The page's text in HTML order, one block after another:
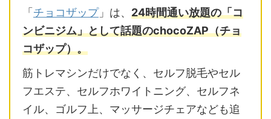
「 チョコザップ」は、 24時間通い放題の「コ
ンビニジム」として話題のchocoZAP（チョ
コザップ）。
筋トレマシンだけでなく、セルフ脱毛やセル
フエステ、セルフホワイトニング、セルフネ
イル、ゴルフ上、マッサージチェアなども追